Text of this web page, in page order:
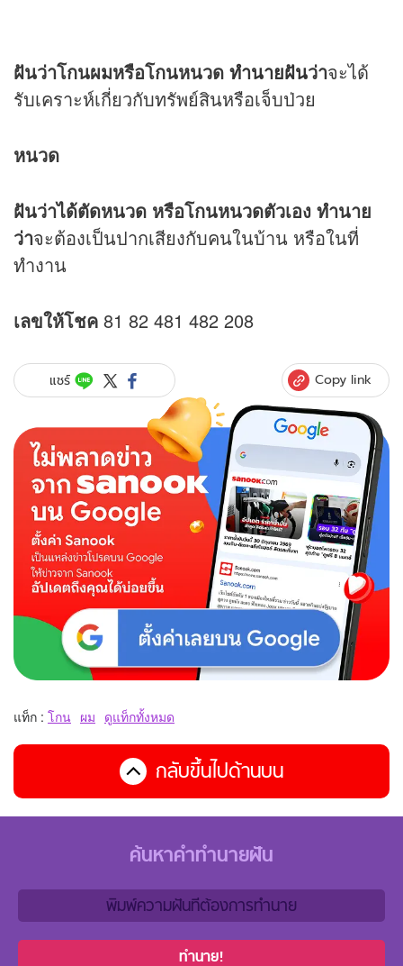
ฝันว่าโกนผมหรือโกนหนวด ทำนายฝันว่าจะได้
รับเคราะห์เกี่ยวกับทรัพย์สินหรือเจ็บป่วย
หนวด
ฝันว่าได้ตัดหนวด หรือโกนหนวดตัวเอง ทำนาย
ว่าจะต้องเป็นปากเสียงกับคนในบ้าน หรือในที่
ทำงาน
เลขให้โชค 81 82 481 482 208
แชร์ Copy link
แท็ก : โกน ผม ดูแท็กทั้งหมด
กลับขึ้นไปด้านบน
ค้นหาคำทำนายฝัน
ทำนาย!